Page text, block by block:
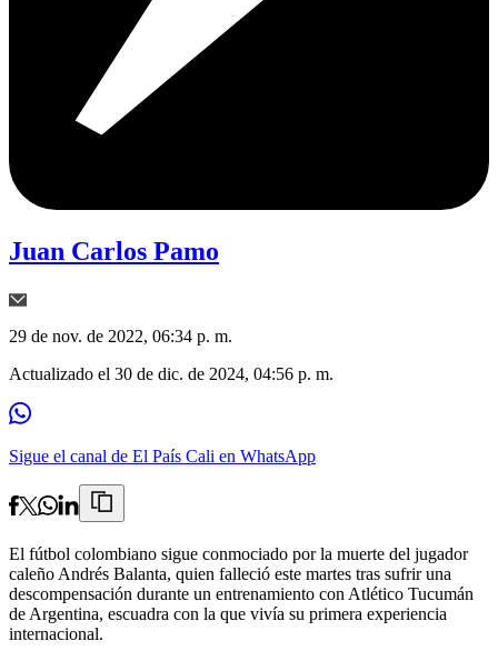
Juan Carlos Pamo
29 de nov. de 2022, 06:34 p. m.
Actualizado el 30 de dic. de 2024, 04:56 p. m.
Sigue el canal de El País Cali en WhatsApp
El fútbol colombiano sigue conmociado por la muerte del jugador
caleño Andrés Balanta, quien falleció este martes tras sufrir una
descompensación durante un entrenamiento con Atlético Tucumán
de Argentina, escuadra con la que vivía su primera experiencia
internacional.